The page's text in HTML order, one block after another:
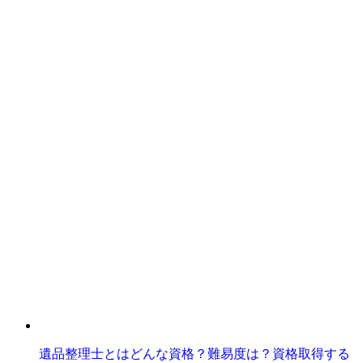
遺品整理士とはどんな資格？難易度は？資格取得する